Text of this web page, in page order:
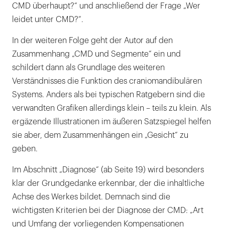
Euro
CMD überhaupt?“ und anschließend der Frage „Wer
leidet unter CMD?“.
In der weiteren Folge geht der Autor auf den
Zusammenhang „CMD und Segmente“ ein und
schildert dann als Grundlage des weiteren
Verständnisses die Funktion des craniomandibulären
Systems. Anders als bei typischen Ratgebern sind die
verwandten Grafiken allerdings klein – teils zu klein. Als
ergäzende Illustrationen im äußeren Satzspiegel helfen
sie aber, dem Zusammenhängen ein „Gesicht“ zu
geben.
Im Abschnitt „Diagnose“ (ab Seite 19) wird besonders
klar der Grundgedanke erkennbar, der die inhaltliche
Achse des Werkes bildet. Demnach sind die
wichtigsten Kriterien bei der Diagnose der CMD: „Art
und Umfang der vorliegenden Kompensationen